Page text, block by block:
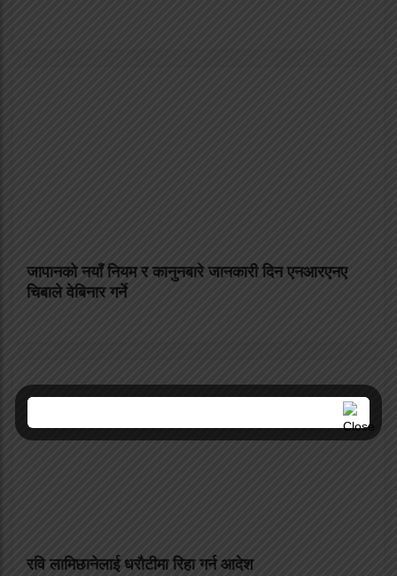
जापानको नयाँ नियम र कानुनबारे जानकारी दिन एनआरएनए
चिबाले वेबिनार गर्ने
रवि लामिछानेलाई धरौटीमा रिहा गर्न आदेश